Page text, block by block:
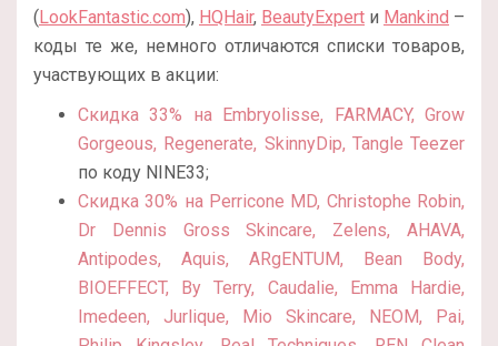
(LookFantastic.com), HQHair, BeautyExpert и Mankind –
коды те же, немного отличаются списки товаров,
участвующих в акции:
Скидка 33% на Embryolisse, FARMACY, Grow
Gorgeous, Regenerate, SkinnyDip, Tangle Teezer
по коду NINE33;
Скидка 30% на Perricone MD, Christophe Robin,
Dr Dennis Gross Skincare, Zelens, AHAVA,
Antipodes, Aquis, ARgENTUM, Bean Body,
BIOEFFECT, By Terry, Caudalie, Emma Hardie,
Imedeen, Jurlique, Mio Skincare, NEOM, Pai,